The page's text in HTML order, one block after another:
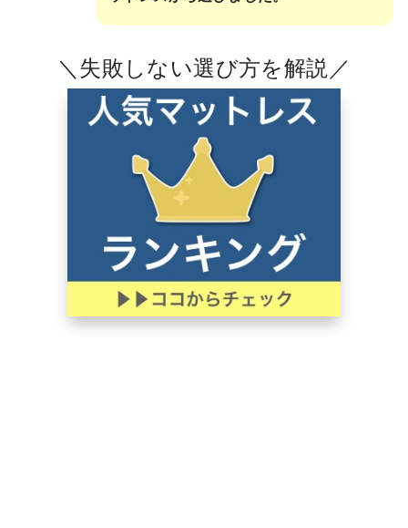
＼失敗しない選び方を解説／